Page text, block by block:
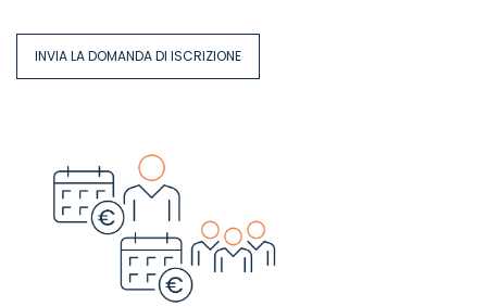
INVIA LA DOMANDA DI ISCRIZIONE